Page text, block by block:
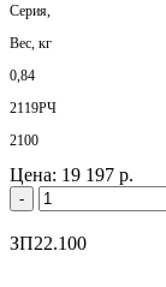
Серия,
Вес, кг
0,84
2119РЧ
2100
Цена: 19 197 р.
-
ЗП22.100